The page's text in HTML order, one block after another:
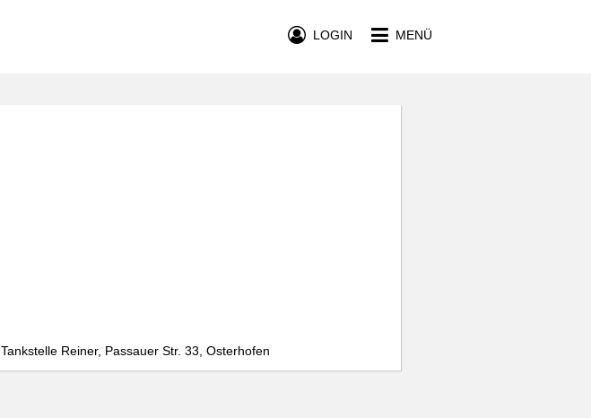
MENÜ
LOGIN
Tankstelle Reiner, Passauer Str. 33, Osterhofen